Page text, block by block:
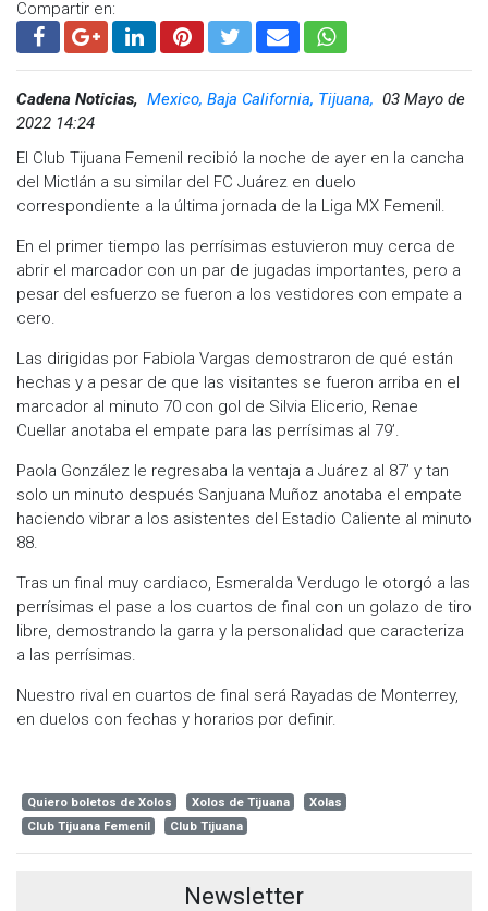
Compartir en:
Cadena Noticias, Mexico, Baja California, Tijuana, 03 Mayo de
2022 14:24
El Club Tijuana Femenil recibió la noche de ayer en la cancha
del Mictlán a su similar del FC Juárez en duelo
correspondiente a la última jornada de la Liga MX Femenil.
En el primer tiempo las perrísimas estuvieron muy cerca de
abrir el marcador con un par de jugadas importantes, pero a
pesar del esfuerzo se fueron a los vestidores con empate a
cero.
Las dirigidas por Fabiola Vargas demostraron de qué están
hechas y a pesar de que las visitantes se fueron arriba en el
marcador al minuto 70 con gol de Silvia Elicerio, Renae
Cuellar anotaba el empate para las perrísimas al 79’.
Paola González le regresaba la ventaja a Juárez al 87’ y tan
solo un minuto después Sanjuana Muñoz anotaba el empate
haciendo vibrar a los asistentes del Estadio Caliente al minuto
88.
Tras un final muy cardiaco, Esmeralda Verdugo le otorgó a las
perrísimas el pase a los cuartos de final con un golazo de tiro
libre, demostrando la garra y la personalidad que caracteriza
a las perrísimas.
Nuestro rival en cuartos de final será Rayadas de Monterrey,
en duelos con fechas y horarios por definir.
Quiero boletos de Xolos Xolos de Tijuana
Xolas
Club Tijuana Femenil
Club Tijuana
Newsletter